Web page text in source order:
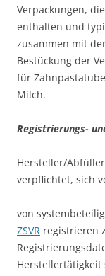
Verpackungen,
enthalten und
zusammen mit
Bestückung der
für
Milch.
Registrierungs-
Hersteller/
verpflichtet, sich
von
ZSVR registrieren